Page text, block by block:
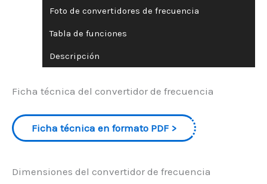
Foto de convertidores de frecuencia
Tabla de funciones
Descripción
Ficha técnica del convertidor de frecuencia
Ficha técnica en formato PDF
Dimensiones del convertidor de frecuencia